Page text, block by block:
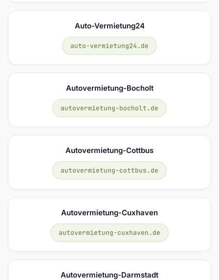
Auto-Vermietung24
auto-vermietung24.de
Autovermietung-Bocholt
autovermietung-bocholt.de
Autovermietung-Cottbus
autovermietung-cottbus.de
Autovermietung-Cuxhaven
autovermietung-cuxhaven.de
Autovermietung-Darmstadt